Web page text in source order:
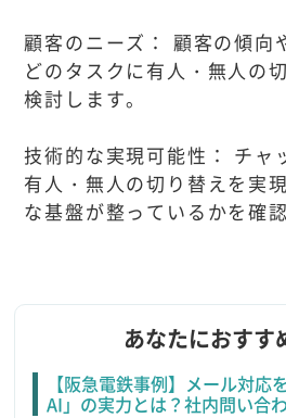
顧客のニーズ： 顧客の傾向
どのタスクに有人・無人の
検討します。
技術的な実現可能性： チャ
有人・無人の切り替えを実
な基盤が整っているかを確認
あなたにおすす
【阪急電鉄事例】メール対応
AI」の実力とは？社内問い合